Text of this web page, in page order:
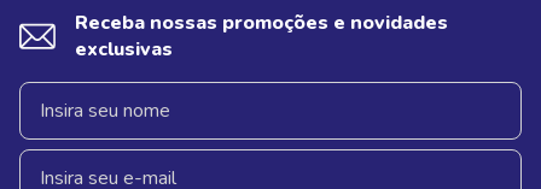
Receba nossas promoções e novidades
exclusivas